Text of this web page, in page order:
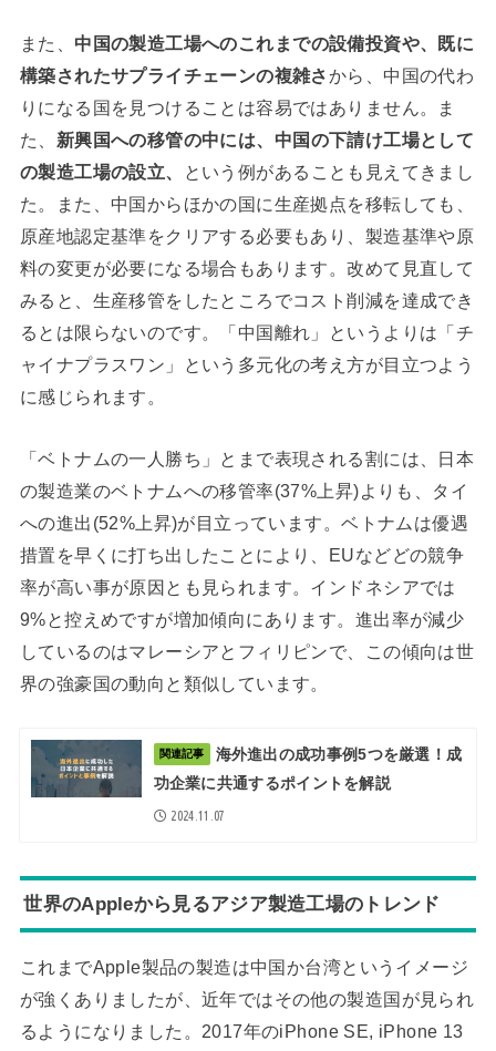
また、 中国の製造工場へのこれまでの設備投資や、既に
構築されたサプライチェーンの複雑さから、中国の代わ
りになる国を見つけることは容易ではありません。ま
た、 新興国への移管の中には、中国の下請け工場として
の製造工場の設立、
という例があることも見えてきまし
た。また、中国からほかの国に生産拠点を移転しても、
原産地認定基準をクリアする必要もあり、製造基準や原
料の変更が必要になる場合もあります。改めて見直して
みると、生産移管をしたところでコスト削減を達成でき
るとは限らないのです。「中国離れ」というよりは「チ
ャイナプラスワン」という多元化の考え方が目立つよう
に感じられます。
「ベトナムの一人勝ち」とまで表現される割には、日本
の製造業のベトナムへの移管率(37%上昇)よりも、タイ
への進出(52%上昇)が目立っています。ベトナムは優遇
措置を早くに打ち出したことにより、EUなどどの競争
率が高い事が原因とも見られます。インドネシアでは
9%と控えめですが増加傾向にあります。進出率が減少
しているのはマレーシアとフィリピンで、この傾向は世
界の強豪国の動向と類似しています。
関連記事
海外進出の成功事例5つを厳選！成
功企業に共通するポイントを解説
2024.11.07
世界のAppleから見るアジア製造工場のトレンド
これまでApple製品の製造は中国か台湾というイメージ
が強くありましたが、近年ではその他の製造国が見られ
るようになりました。2017年のiPhone SE, iPhone 13